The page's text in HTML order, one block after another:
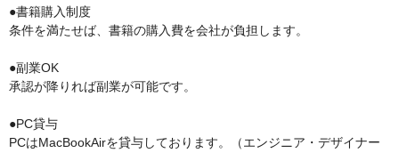
●書籍購入制度
条件を満たせば、書籍の購入費を会社が負担します。
●副業OK
承認が降りれば副業が可能です。
●PC貸与
PCはMacBookAirを貸与しております。（エンジニア・デザイナー